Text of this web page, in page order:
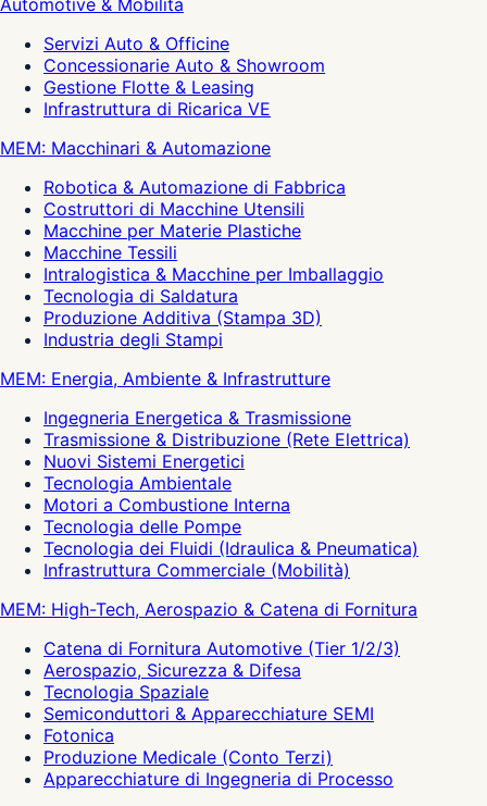
Automotive & Mobilità
Servizi Auto & Officine
Concessionarie Auto & Showroom
Gestione Flotte & Leasing
Infrastruttura di Ricarica VE
MEM: Macchinari & Automazione
Robotica & Automazione di Fabbrica
Costruttori di Macchine Utensili
Macchine per Materie Plastiche
Macchine Tessili
Intralogistica & Macchine per Imballaggio
Tecnologia di Saldatura
Produzione Additiva (Stampa 3D)
Industria degli Stampi
MEM: Energia, Ambiente & Infrastrutture
Ingegneria Energetica & Trasmissione
Trasmissione & Distribuzione (Rete Elettrica)
Nuovi Sistemi Energetici
Tecnologia Ambientale
Motori a Combustione Interna
Tecnologia delle Pompe
Tecnologia dei Fluidi (Idraulica & Pneumatica)
Infrastruttura Commerciale (Mobilità)
MEM: High-Tech, Aerospazio & Catena di Fornitura
Catena di Fornitura Automotive (Tier 1/2/3)
Aerospazio, Sicurezza & Difesa
Tecnologia Spaziale
Semiconduttori & Apparecchiature SEMI
Fotonica
Produzione Medicale (Conto Terzi)
Apparecchiature di Ingegneria di Processo